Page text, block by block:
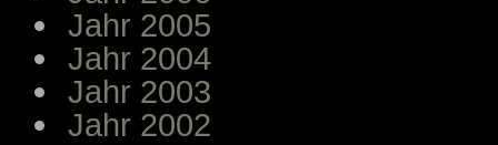
Jahr 2005
Jahr 2004
Jahr 2003
Jahr 2002